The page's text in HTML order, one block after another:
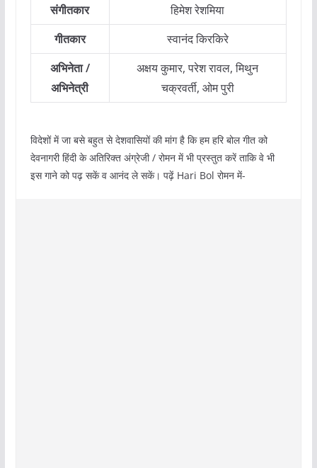
संगीतकार
हिमेश रेशमिया
गीतकार
स्वानंद किरकिरे
अभिनेता /
अभिनेत्री
अक्षय कुमार, परेश रावल, मिथुन
चक्रवर्ती, ओम पुरी
विदेशों में जा बसे बहुत से देशवासियों की मांग है कि हम हरि बोल गीत को
देवनागरी हिंदी के अतिरिक्त अंग्रेजी / रोमन में भी प्रस्तुत करें ताकि वे भी
इस गाने को पढ़ सकें व आनंद ले सकें। पढ़ें Hari Bol रोमन में-